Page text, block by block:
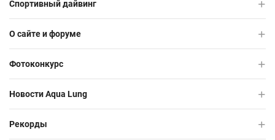
Спортивный дайвинг
О сайте и форуме
Фотоконкурс
Новости Aqua Lung
Рекорды